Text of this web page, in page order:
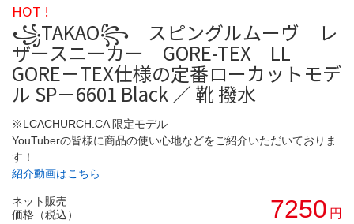
HOT !
꧁TAKAO꧂ スピングルムーヴ レ
ザースニーカー GORE-TEX LL
GORE－TEX仕様の定番ローカットモデ
ル SP－6601 Black ／ 靴 撥水
※LCACHURCH.CA 限定モデル
YouTuberの皆様に商品の使い心地などをご紹介いただいておりま
す！
紹介動画はこちら
ネット販売
価格（税込）
7250 円